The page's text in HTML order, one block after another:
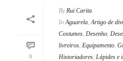
0
By Rui Carita
In Aguarela,Artigo de
Costumes, Desenho,
livreiros, Equipamento,
Historiadores, Lápides e